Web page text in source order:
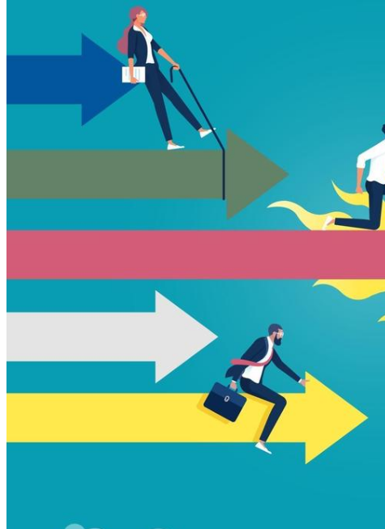
Gráficos en Movimiento
Imágenes Editoriales
Eventos Editoriales